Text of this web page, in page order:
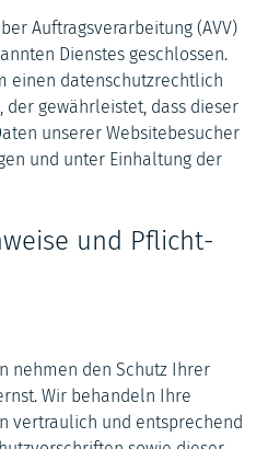
Auftragsverarbeitung (AVV)
Dienstes geschlossen.
einen datenschutzrechtlich
der gewährleistet, dass dieser
unserer Websitebesucher
und unter Einhaltung der
und Pflicht­
nehmen den Schutz Ihrer
Wir behandeln Ihre
vertraulich und entsprechend